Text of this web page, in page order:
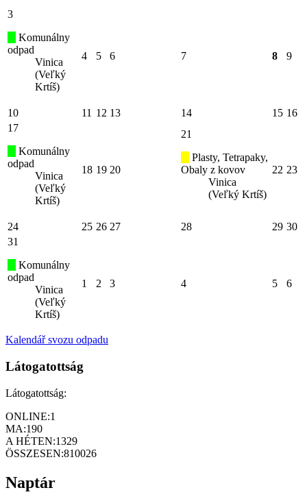
3
Komunálny
odpad
Vinica
(Veľký
Krtíš)
4 5 6 7 8 9
10 11 12 13 14 15 16
17
Komunálny
odpad
Vinica
(Veľký
Krtíš)
18 19 20
21
Plasty, Tetrapaky,
Obaly z kovov
Vinica
(Veľký Krtíš)
22 23
24 25 26 27 28 29 30
31
Komunálny
odpad
Vinica
(Veľký
Krtíš)
1 2 3 4 5 6
Kalendář svozu odpadu
Látogatottság
Látogatottság:
ONLINE:1
MA:190
A HÉTEN:1329
ÖSSZESEN:810026
Naptár